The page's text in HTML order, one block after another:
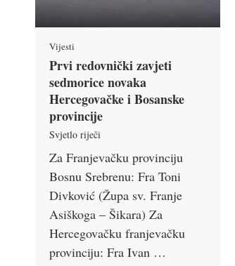
Vijesti
Prvi redovnički zavjeti
sedmorice novaka
Hercegovačke i Bosanske
provincije
Svjetlo riječi
Za Franjevačku provinciju
Bosnu Srebrenu: Fra Toni
Divković (Župa sv. Franje
Asiškoga – Šikara) Za
Hercegovačku franjevačku
provinciju: Fra Ivan …